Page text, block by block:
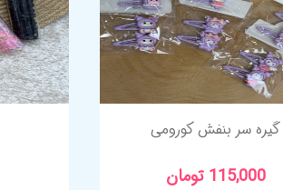
گیره سر بنفش کورومی
115,000 تومان